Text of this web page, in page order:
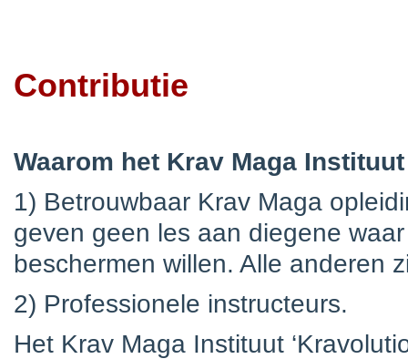
Contributie
Waarom het Krav Maga
1) Betrouwbaar Krav Maga
geven geen les aan diegene
beschermen willen. Alle anderen
2) Professionele instructeurs.
Het Krav Maga Instituut